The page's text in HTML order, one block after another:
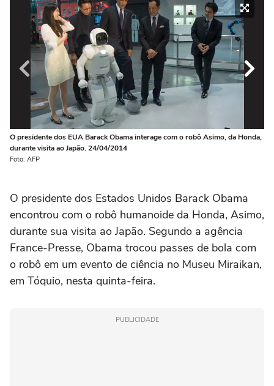
O presidente dos EUA Barack Obama interage com o robô Asimo, da Honda,
durante visita ao Japão. 24/04/2014
Foto: AFP
O presidente dos Estados Unidos Barack Obama
encontrou com o robô humanoide da Honda, Asimo,
durante sua visita ao Japão. Segundo a agência
France-Presse, Obama trocou passes de bola com
o robô em um evento de ciência no Museu Miraikan,
em Tóquio, nesta quinta-feira.
PUBLICIDADE